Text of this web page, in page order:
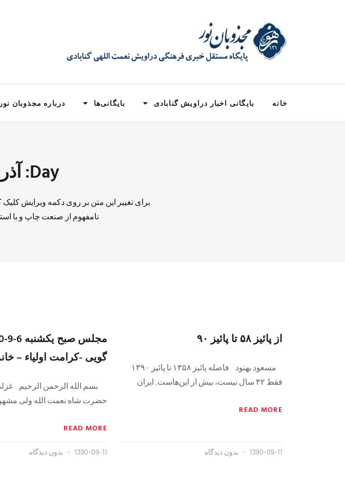
خانه بایگانی اخبار دراویش گنابادی بایگانی‌ها درباره مجذوبان نور
Day: آذر 11, 1390
برای تغییر این متن بر روی دکمه ویرایش
نامفهوم از صنعت چاپ و با
از پائیز ۵۸ تا پائیز ۹۰
مسعود بهنود فاصله پائیز ۱۳۵۸ تا پائیز ۱۳۹۰
فقط ۳۲ سال نیست، بیش از این‌هاست. ایران
READ MORE
1390-09-11 بدون دیدگاه
گویی -کرامت اولیاء –
بسم الله الرحمن الرحیم
حضرت شاه نعمت الله ولی
READ MORE
1390-09-11 بدون دیدگاه